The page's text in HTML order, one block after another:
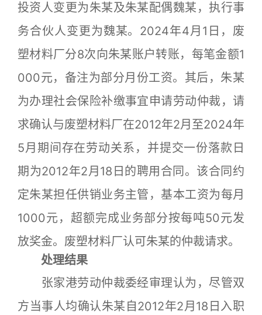
投资人变更为朱某及朱某配偶魏某，执行事
务合伙人变更为魏某。2024年4月1日，废
塑材料厂分8次向朱某账户转账，每笔金额1
000元，备注为部分月份工资。其后，朱某
为办理社会保险补缴事宜申请劳动仲裁，请
求确认与废塑材料厂在2012年2月至2024年
5月期间存在劳动关系，并提交一份落款日
期为2012年2月18日的聘用合同。该合同约
定朱某担任供销业务主管，基本工资为每月
1000元，超额完成业务部分按每吨50元发
放奖金。废塑材料厂认可朱某的仲裁请求。
处理结果
张家港劳动仲裁委经审理认为，尽管双
方当事人均确认朱某自2012年2月18日入职